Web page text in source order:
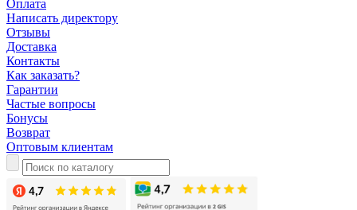
Оплата
Написать директору
Отзывы
Доставка
Контакты
Как заказать?
Гарантии
Частые вопросы
Бонусы
Возврат
Оптовым клиентам